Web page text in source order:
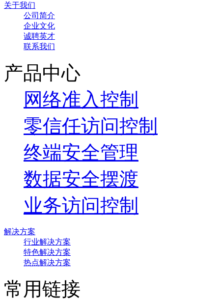
关于我们
公司简介
企业文化
诚聘英才
联系我们
产品中心
网络准入控制
零信任访问控制
终端安全管理
数据安全摆渡
业务访问控制
解决方案
行业解决方案
特色解决方案
热点解决方案
常用链接